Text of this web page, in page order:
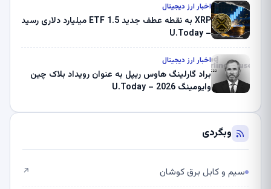
اخبار ارز دیجیتال
XRP به نقطه عطف جدید ETF 1.5 میلیارد دلاری رسید
– U.Today
اخبار ارز دیجیتال
براد گارلینگ هاوس ریپل به عنوان رویداد بلاک چین
وایومینگ 2026 – U.Today
وبگردی
سیم و کابل برق کوشان ↗